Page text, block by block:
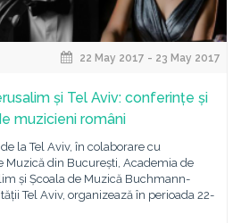
22 May 2017 - 23 May 2017
și Tel Aviv: conferințe și
muzicieni români
la Tel Aviv, în colaborare cu
Muzică din București, Academia de
și Școala de Muzică Buchmann-
Tel Aviv, organizează în perioada 22-